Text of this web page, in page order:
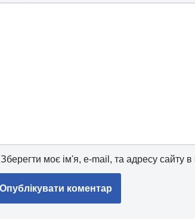
Зберегти моє ім'я, e-mail, та адресу сайту